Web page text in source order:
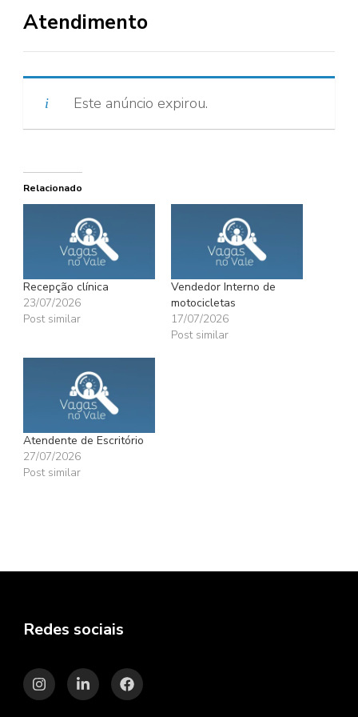
Atendimento
Este anúncio expirou.
Relacionado
Recepção clínica
23/07/2026
Post similar
Vendedor Interno de
motocicletas
17/07/2026
Post similar
Atendente de Escritório
27/07/2026
Post similar
Redes sociais